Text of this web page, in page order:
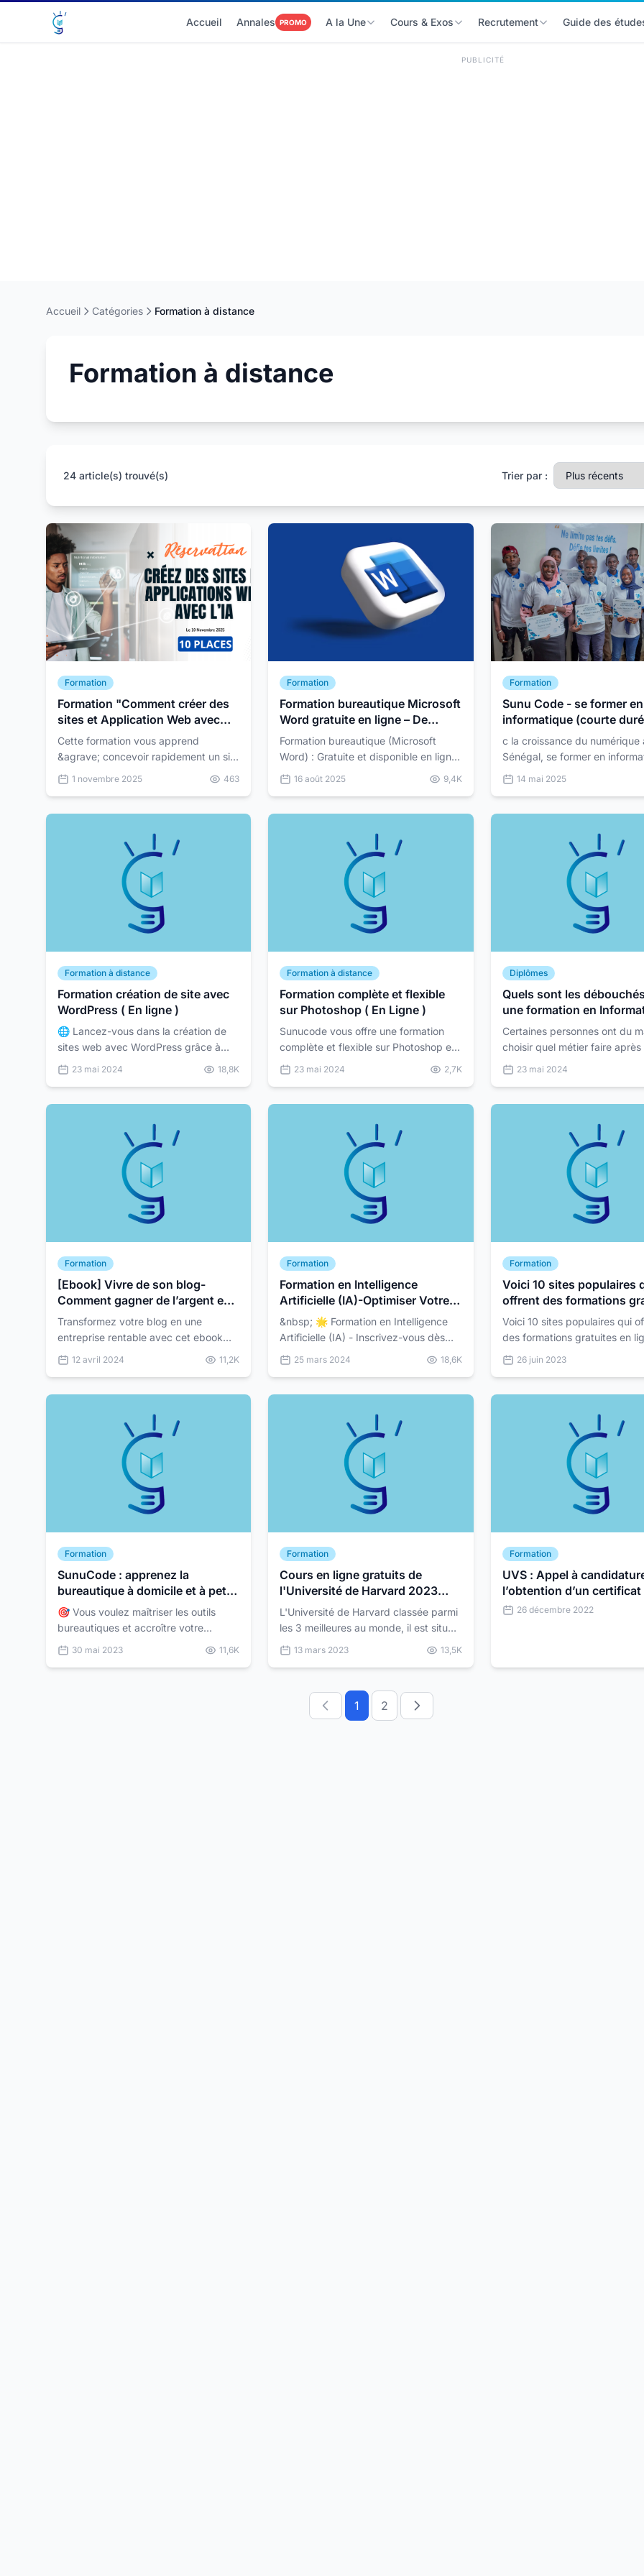
Accueil Annales PROMO A la Une Cours & Exos Recrutement Guide des
PUBLICITÉ
Accueil Catégories Formation à distance
Formation à distance
24 article(s) trouvé(s) Trier par :
Formation
Formation "Comment créer des
sites et Application Web avec
l'IA"
Cette formation vous apprend
&agrave; concevoir rapidement un site
web et une application mobile
fonctionnelle en utilisant
1 novembre 2025 463
Formation
Formation bureautique Microsoft
Word gratuite en ligne – De
débutant à expert
Formation bureautique (Microsoft
Word) : Gratuite et disponible en ligne
Formation Bureautique Gratuite en
Ligne : Maîtrisez Microsoft Word de A
16 août 2025 9,4K
Formation
Sunu Code - se former en
informatique (courte
certification)
c la croissance du numérique
Sénégal, se former en
devient essentiel. Sunu Code
ce besoin avec des formations
14 mai 2025
Formation à distance
Formation création de site avec
WordPress ( En ligne )
🌐 Lancez-vous dans la création de
sites web avec WordPress grâce à
Sunucode ! 🌟 Êtes-vous prêt à
maîtriser WordPress et à créer des
23 mai 2024 18,8K
Formation à distance
Formation complète et flexible
sur Photoshop ( En Ligne )
Sunucode vous offre une formation
complète et flexible sur Photoshop en
ligne 🎨 Découvrez la puissance de
Photoshop avec Sunucode ! 🌟 Êtes-
23 mai 2024 2,7K
Diplômes
Quels sont les
une formation en
Bureautique ?
Certaines personnes ont du
choisir quel métier faire après
formation. En effet, à défaut de
renseignements, on ne
23 mai 2024
Formation
[Ebook] Vivre de son blog-
Comment gagner de l’argent en
ligne ?
Transformez votre blog en une
entreprise rentable avec cet ebook
« Vivre de son blog : Gagner de
l’argent en ligne ». Ce guide complet
12 avril 2024 11,2K
Formation
Formation en Intelligence
Artificielle (IA)-Optimiser Votre
Business en Ligne
&nbsp; 🌟 Formation en Intelligence
Artificielle (IA) - Inscrivez-vous dès
maintenant ! 🌟 Êtes-vous prêt à
plonger dans le monde passionnant
25 mars 2024 18,6K
Formation
Voici 10 sites populaires
offrent des formations
en ligne
Voici 10 sites populaires qui
des formations gratuites en
Coursera (www.coursera.org) :
Propose des cours en ligne
26 juin 2023
Formation
SunuCode : apprenez la
bureautique à domicile et à petit
prix !
🎯 Vous voulez maîtriser les outils
bureautiques et accroître votre
productivité sans quitter le confort de
votre domicile ? Ne cherchez plus, la
30 mai 2023 11,6K
Formation
Cours en ligne gratuits de
l'Université de Harvard 2023
(Inscrivez-vous maintenant)
L'Université de Harvard classée parmi
les 3 meilleures au monde, il est situé
aux États-Unis. Postulez aux cours en
ligne gratuits de l'Université de
13 mars 2023 13,5K
Formation
UVS : Appel à
l’obtention d’un certificat
compétences en
26 décembre 2022
1 2